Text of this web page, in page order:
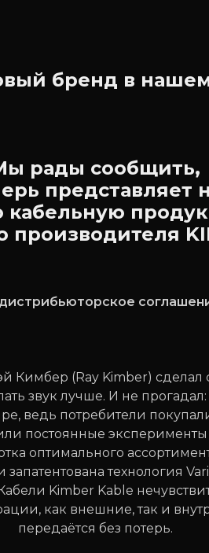
бренд в
рады сообщить,
представляет
кабельную
производителя
Кимбер (Ray Kimber) сделал
звук лучше. И не
ведь потребители
постоянные
оптимального
технология
Kimber Kable
как внешние, так и
передаётся без потерь.